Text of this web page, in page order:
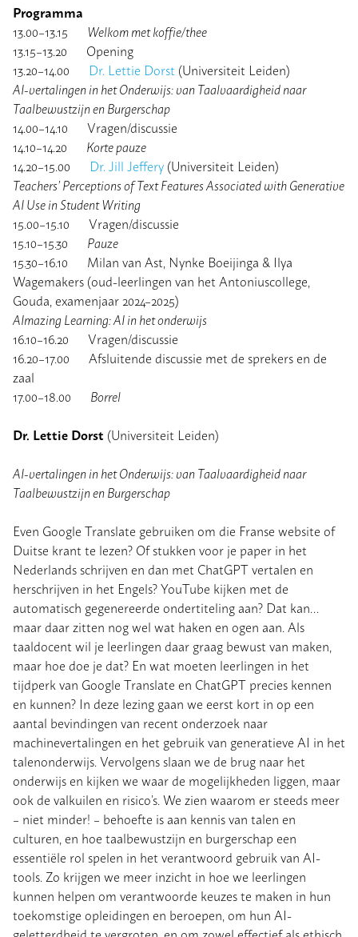
Programma
13.00–13.15 Welkom met koffie/thee
13.15–13.20 Opening
13.20–14.00 Dr. Lettie Dorst (Universiteit Leiden)
AI-vertalingen in het Onderwijs: van Taalvaardigheid naar
Taalbewustzijn en Burgerschap
14.00–14.10 Vragen/discussie
14.10–14.20 Korte pauze
14.20–15.00 Dr. Jill Jeffery (Universiteit Leiden)
Teachers’ Perceptions of Text Features Associated with Generative
AI Use in Student Writing
15.00–15.10 Vragen/discussie
15.10–15.30 Pauze
15.30–16.10 Milan van Ast, Nynke Boeijinga & Ilya
Wagemakers (oud-leerlingen van het Antoniuscollege,
Gouda, examenjaar 2024–2025)
AImazing Learning: AI in het onderwijs
16.10–16.20 Vragen/discussie
16.20–17.00 Afsluitende discussie met de sprekers en de
zaal
17.00–18.00 Borrel
Dr. Lettie Dorst (Universiteit Leiden)
AI-vertalingen in het Onderwijs: van Taalvaardigheid naar
Taalbewustzijn en Burgerschap
Even Google Translate gebruiken om die Franse website of
Duitse krant te lezen? Of stukken voor je paper in het
Nederlands schrijven en dan met ChatGPT vertalen en
herschrijven in het Engels? YouTube kijken met de
automatisch gegenereerde ondertiteling aan? Dat kan…
maar daar zitten nog wel wat haken en ogen aan. Als
taaldocent wil je leerlingen daar graag bewust van maken,
maar hoe doe je dat? En wat moeten leerlingen in het
tijdperk van Google Translate en ChatGPT precies kennen
en kunnen? In deze lezing gaan we eerst kort in op een
aantal bevindingen van recent onderzoek naar
machinevertalingen en het gebruik van generatieve AI in het
talenonderwijs. Vervolgens slaan we de brug naar het
onderwijs en kijken we waar de mogelijkheden liggen, maar
ook de valkuilen en risico’s. We zien waarom er steeds meer
– niet minder! – behoefte is aan kennis van talen en
culturen, en hoe taalbewustzijn en burgerschap een
essentiële rol spelen in het verantwoord gebruik van AI-
tools. Zo krijgen we meer inzicht in hoe we leerlingen
kunnen helpen om verantwoorde keuzes te maken in hun
toekomstige opleidingen en beroepen, om hun AI-